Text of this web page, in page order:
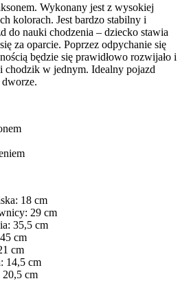
Wykonany jest z wysokiej
kolorach. Jest bardzo stabilny i
do nauki chodzenia – dziecko stawia
za oparcie. Poprzez odpychanie się
będzie się prawidłowo rozwijało i
chodzik w jednym. Idealny pojazd
18 cm
29 cm
35,5 cm
cm
cm
14,5 cm
20,5 cm